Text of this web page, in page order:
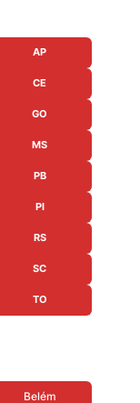
AP
CE
GO
MS
PB
PI
RS
SC
TO
Belém